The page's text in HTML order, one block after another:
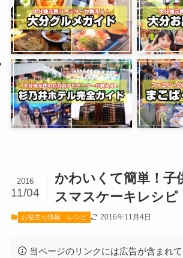
かわいくて簡単！子
スマスケーキレシピ
2016
11/04
お役立ち情報 レシピ 2016年11月4日
当ページのリンクには広告が含まれて